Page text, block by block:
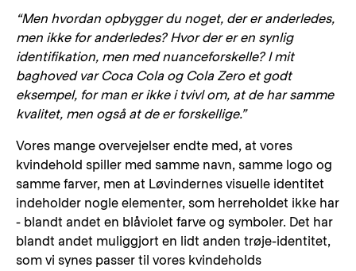
“Men hvordan opbygger du noget, der er anderledes,
men ikke for anderledes? Hvor der er en synlig
identifikation, men med nuanceforskelle? I mit
baghoved var Coca Cola og Cola Zero et godt
eksempel, for man er ikke i tvivl om, at de har samme
kvalitet, men også at de er forskellige.”
Vores mange overvejelser endte med, at vores
kvindehold spiller med samme navn, samme logo og
samme farver, men at Løvindernes visuelle identitet
indeholder nogle elementer, som herreholdet ikke har
- blandt andet en blåviolet farve og symboler. Det har
blandt andet muliggjort en lidt anden trøje-identitet,
som vi synes passer til vores kvindeholds